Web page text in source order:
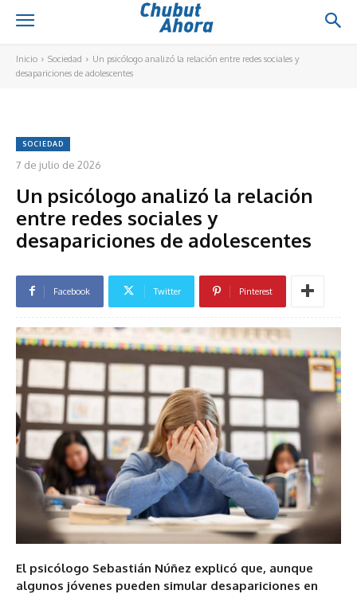
Inicio Sociedad
Un psicólogo analizó la relación entre redes sociales y
desapariciones de adolescentes
SOCIEDAD
7 de julio de 2026
Un psicólogo analizó la relación
entre redes sociales y
desapariciones de adolescentes
Facebook Twitter Pinterest
El psicólogo Sebastián Núñez explicó que, aunque
algunos jóvenes pueden simular desapariciones en